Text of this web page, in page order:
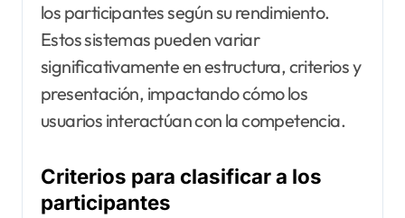
los participantes según su rendimiento.
Estos sistemas pueden variar
significativamente en estructura, criterios y
presentación, impactando cómo los
usuarios interactúan con la competencia.
Criterios para clasificar a los
participantes